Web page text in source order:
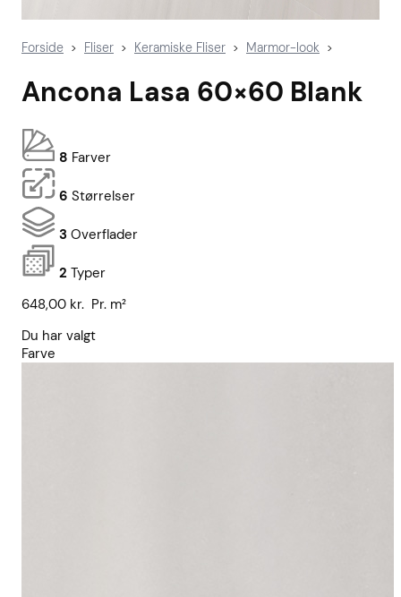
Forside > Fliser > Keramiske Fliser > Marmor-look >
Ancona Lasa 60×60 Blank
8 Farver
6 Størrelser
3 Overflader
2 Typer
648,00 kr. Pr. m²
Du har valgt
Farve